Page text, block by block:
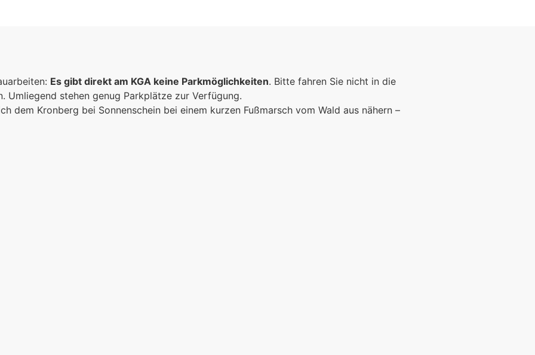
Es gibt direkt am KGA keine Parkmöglichkeiten. Bitte fahren Sie nicht in die
Umliegend stehen genug Parkplätze zur Verfügung.
dem Kronberg bei Sonnenschein bei einem kurzen Fußmarsch vom Wald aus nähern –